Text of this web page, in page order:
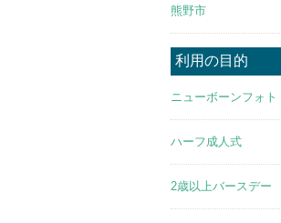
熊野市
利用の目的
ニューボーンフォト
ハーフ成人式
2歳以上バースデー